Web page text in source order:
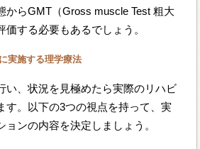
からGMT（Gross muscle Test 粗大
する必要もあるでしょう。
実施する理学療法
い、状況を見極めたら実際のリハビ
す。以下の3つの視点を持って、実
ンの内容を決定しましょう。